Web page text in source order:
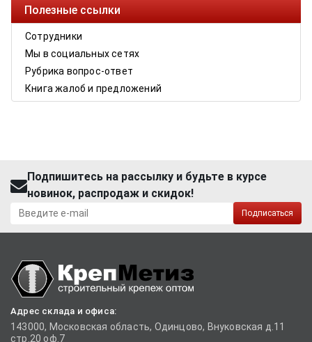
Полезные ссылки
Сотрудники
Мы в социальных сетях
Рубрика вопрос-ответ
Книга жалоб и предложений
Подпишитесь на рассылку и будьте в курсе
новинок, распродаж и скидок!
Подписаться
Адрес склада и офиса:
143000, Московская область, Одинцово, Внуковская д.11
стр.20 оф.7